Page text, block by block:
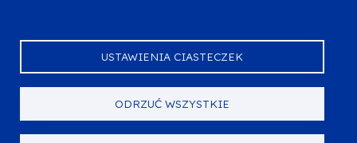
USTAWIENIA CIASTECZEK
ODRZUĆ WSZYSTKIE
Serwis dofinansowany przez Unię Europejską z programu Fundusze
© Urząd Marszałkowski Województwa Małopolskiego 2023